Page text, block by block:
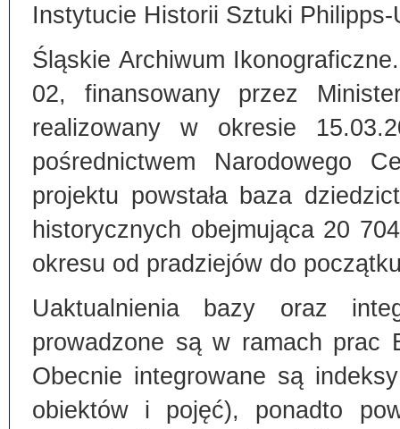
Instytucie Historii Sztuki
Śląskie Archiwum
02, finansowany przez
realizowany w okresie
pośrednictwem Narodowego
projektu powstała baza
historycznych obejmująca 20
okresu od pradziejów do
Uaktualnienia bazy oraz
prowadzone są w ramach prac
Obecnie integrowane są
obiektów i pojęć), ponadto